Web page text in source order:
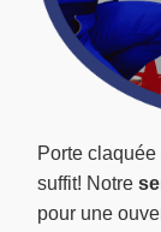
Porte
suffit! Notre
pour une